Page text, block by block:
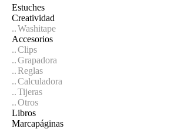
Estuches
Creatividad
Washitape
Accesorios
Clips
Grapadora
Reglas
Calculadora
Tijeras
Otros
Libros
Marcapáginas